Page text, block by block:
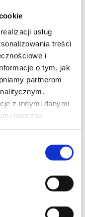
usług
treści
i
o tym, jak
partnerom
z innymi danymi
podczas
ratunku,
Świątyni Świstaka.
Na szczęście nie jest
sarkastyczny żółw i